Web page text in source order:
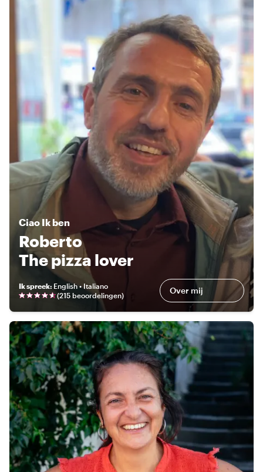
Ciao Ik ben
Roberto
The pizza lover
Ik spreek: English • Italiano
(215 beoordelingen) Over mij